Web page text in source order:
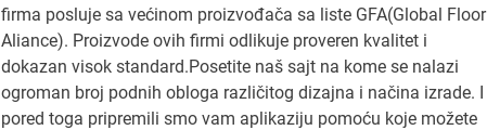
firma posluje sa većinom proizvođača sa liste GFA(Global Floor
Aliance). Proizvode ovih firmi odlikuje proveren kvalitet i
dokazan visok standard.Posetite naš sajt na kome se nalazi
ogroman broj podnih obloga različitog dizajna i načina izrade. I
pored toga pripremili smo vam aplikaziju pomoću koje možete